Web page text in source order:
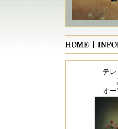
テレ
オ